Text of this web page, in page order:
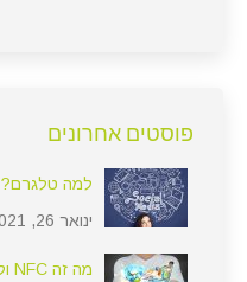
פוסטים אחרונים
למה טלגרם?
ינואר 26, 2021
מה זה NFC ולמה זה משמש?